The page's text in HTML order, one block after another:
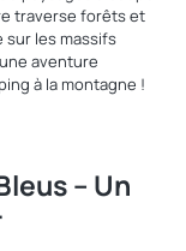
traverse forêts et
sur les massifs
aventure
à la montagne !
– Un